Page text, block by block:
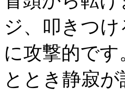
ジ、叩きつ
に攻撃的で
ととき静寂